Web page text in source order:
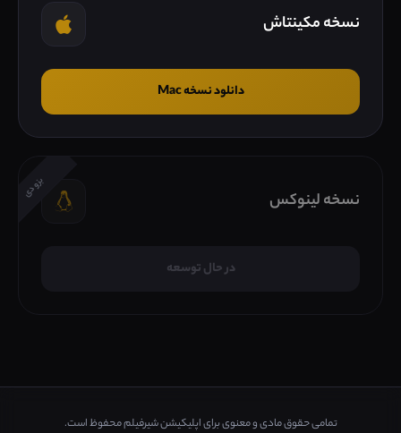
نسخه مکینتاش
دانلود نسخه Mac
بزودی
نسخه لینوکس
در حال توسعه
تمامی حقوق مادی و معنوی برای اپلیکیشن شیرفیلم محفوظ است.